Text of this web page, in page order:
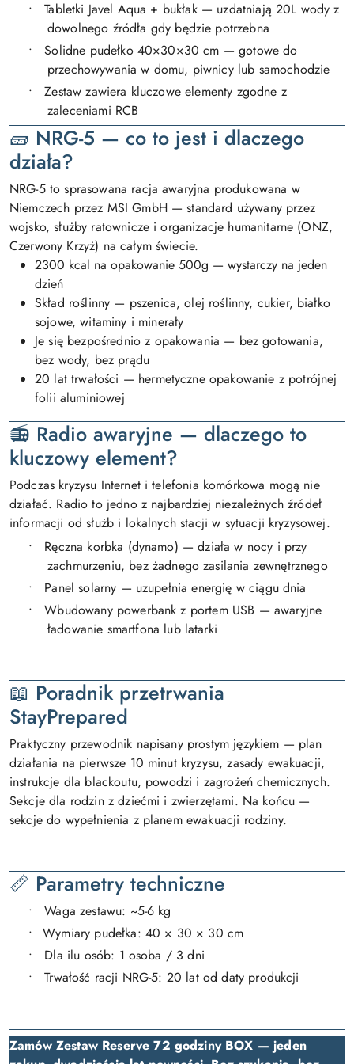
•
Tabletki Javel Aqua + bukłak — uzdatniają 20L wody z
dowolnego źródła gdy będzie potrzebna
•
Solidne pudełko 40×30×30 cm — gotowe do
przechowywania w domu, piwnicy lub samochodzie
•
Zestaw zawiera kluczowe elementy zgodne z
zaleceniami RCB
🧱 NRG-5 — co to jest i dlaczego
działa?
NRG-5 to sprasowana racja awaryjna produkowana w
Niemczech przez MSI GmbH — standard używany przez
wojsko, służby ratownicze i organizacje humanitarne (ONZ,
Czerwony Krzyż) na całym świecie.
2300 kcal na opakowanie 500g — wystarczy na jeden
dzień
Skład roślinny — pszenica, olej roślinny, cukier, białko
sojowe, witaminy i minerały
Je się bezpośrednio z opakowania — bez gotowania,
bez wody, bez prądu
20 lat trwałości — hermetyczne opakowanie z potrójnej
folii aluminiowej
📻 Radio awaryjne — dlaczego to
kluczowy element?
Podczas kryzysu Internet i telefonia komórkowa mogą nie
działać. Radio to jedno z najbardziej niezależnych źródeł
informacji od służb i lokalnych stacji w sytuacji kryzysowej.
•
Ręczna korbka (dynamo) — działa w nocy i przy
zachmurzeniu, bez żadnego zasilania zewnętrznego
•
Panel solarny — uzupełnia energię w ciągu dnia
•
Wbudowany powerbank z portem USB — awaryjne
ładowanie smartfona lub latarki
📖 Poradnik przetrwania
StayPrepared
Praktyczny przewodnik napisany prostym językiem — plan
działania na pierwsze 10 minut kryzysu, zasady ewakuacji,
instrukcje dla blackoutu, powodzi i zagrożeń chemicznych.
Sekcje dla rodzin z dziećmi i zwierzętami. Na końcu —
sekcje do wypełnienia z planem ewakuacji rodziny.
📏 Parametry techniczne
•
Waga zestawu: ~5-6 kg
•
Wymiary pudełka: 40 × 30 × 30 cm
•
Dla ilu osób: 1 osoba / 3 dni
•
Trwałość racji NRG-5: 20 lat od daty produkcji
Zamów Zestaw Reserve 72 godziny BOX — jeden